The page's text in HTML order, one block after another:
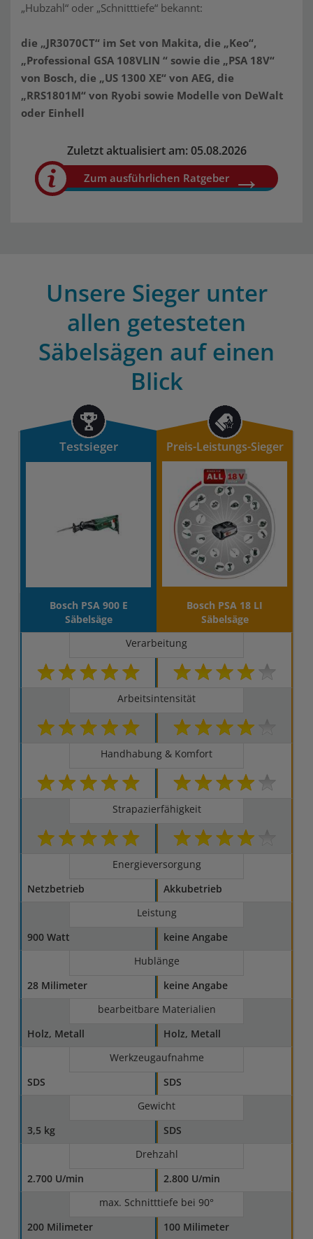
„Hubzahl“ oder „Schnitttiefe“ bekannt:
die „JR3070CT“ im Set von Makita, die „Keo“,
„Professional GSA 108VLIN “ sowie die „PSA 18V“
von Bosch, die „US 1300 XE“ von AEG, die
„RRS1801M“ von Ryobi sowie Modelle von DeWalt
oder Einhell
Zuletzt aktualisiert am: 05.08.2026
Zum ausführlichen Ratgeber
Unsere Sieger unter
allen getesteten
Säbelsägen auf einen
Blick
Testsieger Preis-Leistungs-Sieger
Bosch PSA 900 E
Säbelsäge
Bosch PSA 18 LI
Säbelsäge
Verarbeitung
Arbeitsintensität
Handhabung & Komfort
Strapazierfähigkeit
Energieversorgung
Netzbetrieb
Akkubetrieb
Leistung
900 Watt
keine Angabe
Hublänge
28 Milimeter
keine Angabe
bearbeitbare Materialien
Holz, Metall
Holz, Metall
Werkzeugaufnahme
SDS
SDS
Gewicht
3,5 kg
SDS
Drehzahl
2.700 U/min
2.800 U/min
max. Schnitttiefe bei 90°
200 Milimeter
100 Milimeter